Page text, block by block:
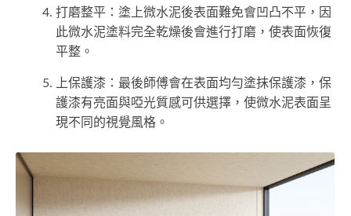
打磨整平：塗上微水泥後表面難免會凹凸不平，因
此微水泥塗料完全乾燥後會進行打磨，使表面恢復
平整。
上保護漆：最後師傅會在表面均勻塗抹保護漆，保
護漆有亮面與啞光質感可供選擇，使微水泥表面呈
現不同的視覺風格。